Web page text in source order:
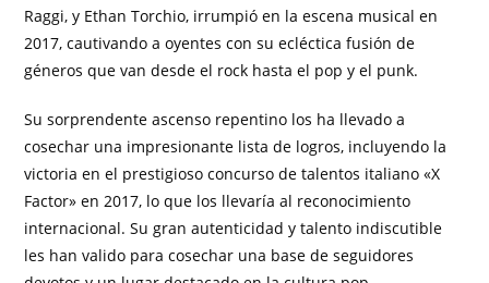
Raggi, y Ethan Torchio, irrumpió en la escena musical en
2017, cautivando a oyentes con su ecléctica fusión de
géneros que van desde el rock hasta el pop y el punk.
Su sorprendente ascenso repentino los ha llevado a
cosechar una impresionante lista de logros, incluyendo la
victoria en el prestigioso concurso de talentos italiano «X
Factor» en 2017, lo que los llevaría al reconocimiento
internacional. Su gran autenticidad y talento indiscutible
les han valido para cosechar una base de seguidores